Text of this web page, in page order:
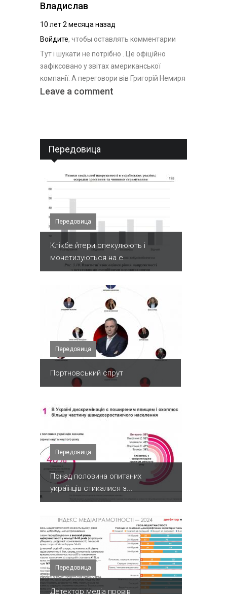
Владислав
10 лет 2 месяца назад
Войдите, чтобы оставлять комментарии
Тут і шукати не потрібно . Це офіційно
зафіксовано у звітах американської
компанії. А переговори вів Григорій Немиря
Leave a comment
Передовица
Передовица
Клікбе йтери спекулюють і
монетизуються на е...
Передовица
Портновський спрут
Передовица
Понад половина опитаних
українців стикалися з...
Передовица
Детектор медіа провів